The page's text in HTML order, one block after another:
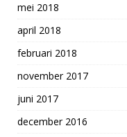
mei 2018
april 2018
februari 2018
november 2017
juni 2017
december 2016